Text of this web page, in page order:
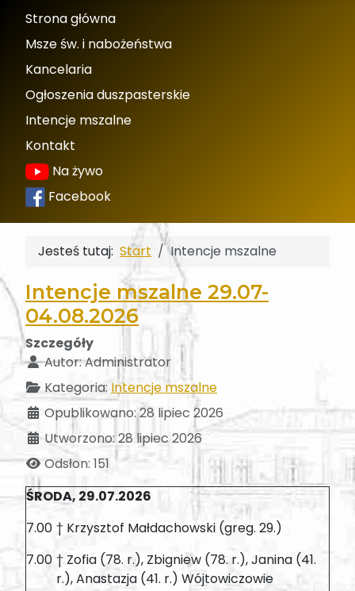
Strona główna
Msze św. i nabożeństwa
Kancelaria
Ogłoszenia duszpasterskie
Intencje mszalne
Kontakt
Na żywo
Facebook
Jesteś tutaj: Start Intencje mszalne
Intencje mszalne 29.07-
04.08.2026
Szczegóły
Autor:Administrator
Kategoria: Intencje mszalne
Opublikowano: 28 lipiec 2026
Utworzono: 28 lipiec 2026
Odsłon: 151
ŚRODA, 29.07.2026
7.00 † Krzysztof Małdachowski (greg. 29.)
7.00 † Zofia (78. r.), Zbigniew (78. r.), Janina (41.
r.), Anastazja (41. r.) Wójtowiczowie